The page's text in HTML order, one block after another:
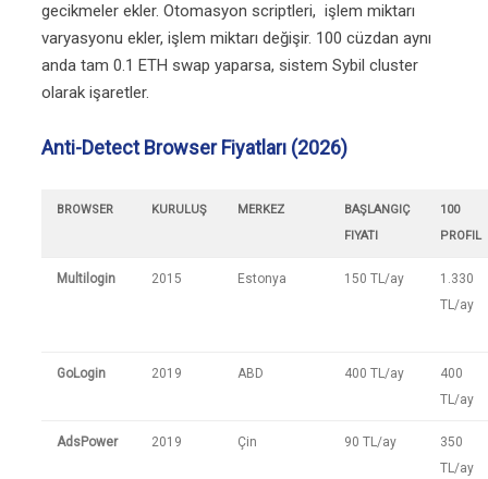
gecikmeler ekler. Otomasyon scriptleri, işlem miktarı
varyasyonu ekler, işlem miktarı değişir. 100 cüzdan aynı
anda tam 0.1 ETH swap yaparsa, sistem Sybil cluster
olarak işaretler.
Anti-Detect Browser Fiyatları (2026)
BROWSER KURULUŞ MERKEZ
BAŞLANGIÇ
FIYATI
100
PROFIL
Multilogin 2015 Estonya 150 TL/ay
1.330
TL/ay
GoLogin 2019 ABD 400 TL/ay
400
TL/ay
AdsPower 2019 Çin 90 TL/ay
350
TL/ay